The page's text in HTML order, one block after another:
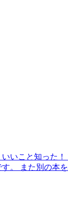
いこと知った
。 また別の本